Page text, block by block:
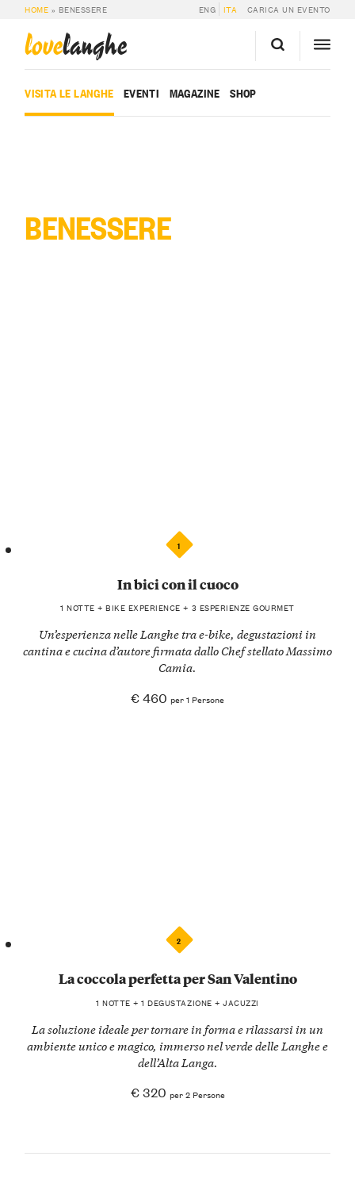
HOME » BENESSERE ENG ITA CARICA UN EVENTO
lovelanghe
VISITA LE LANGHE EVENTI MAGAZINE SHOP
BENESSERE
1
In bici con il cuoco
1 NOTTE + BIKE EXPERIENCE + 3 ESPERIENZE GOURMET
Un’esperienza nelle Langhe tra e-bike, degustazioni in
cantina e cucina d’autore firmata dallo Chef stellato Massimo
Camia.
€ 460 per 1 Persone
2
La coccola perfetta per San Valentino
1 NOTTE + 1 DEGUSTAZIONE + JACUZZI
La soluzione ideale per tornare in forma e rilassarsi in un
ambiente unico e magico, immerso nel verde delle Langhe e
dell’Alta Langa.
€ 320 per 2 Persone